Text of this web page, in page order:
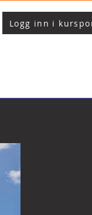
Logg inn i